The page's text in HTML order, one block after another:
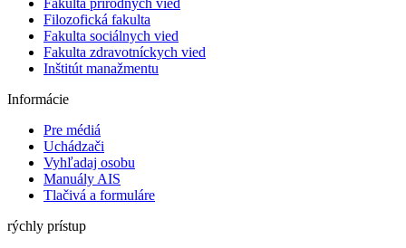
Fakulta prírodných vied
Filozofická fakulta
Fakulta sociálnych vied
Fakulta zdravotníckych vied
Inštitút manažmentu
Informácie
Pre médiá
Uchádzači
Vyhľadaj osobu
Manuály AIS
Tlačivá a formuláre
rýchly prístup